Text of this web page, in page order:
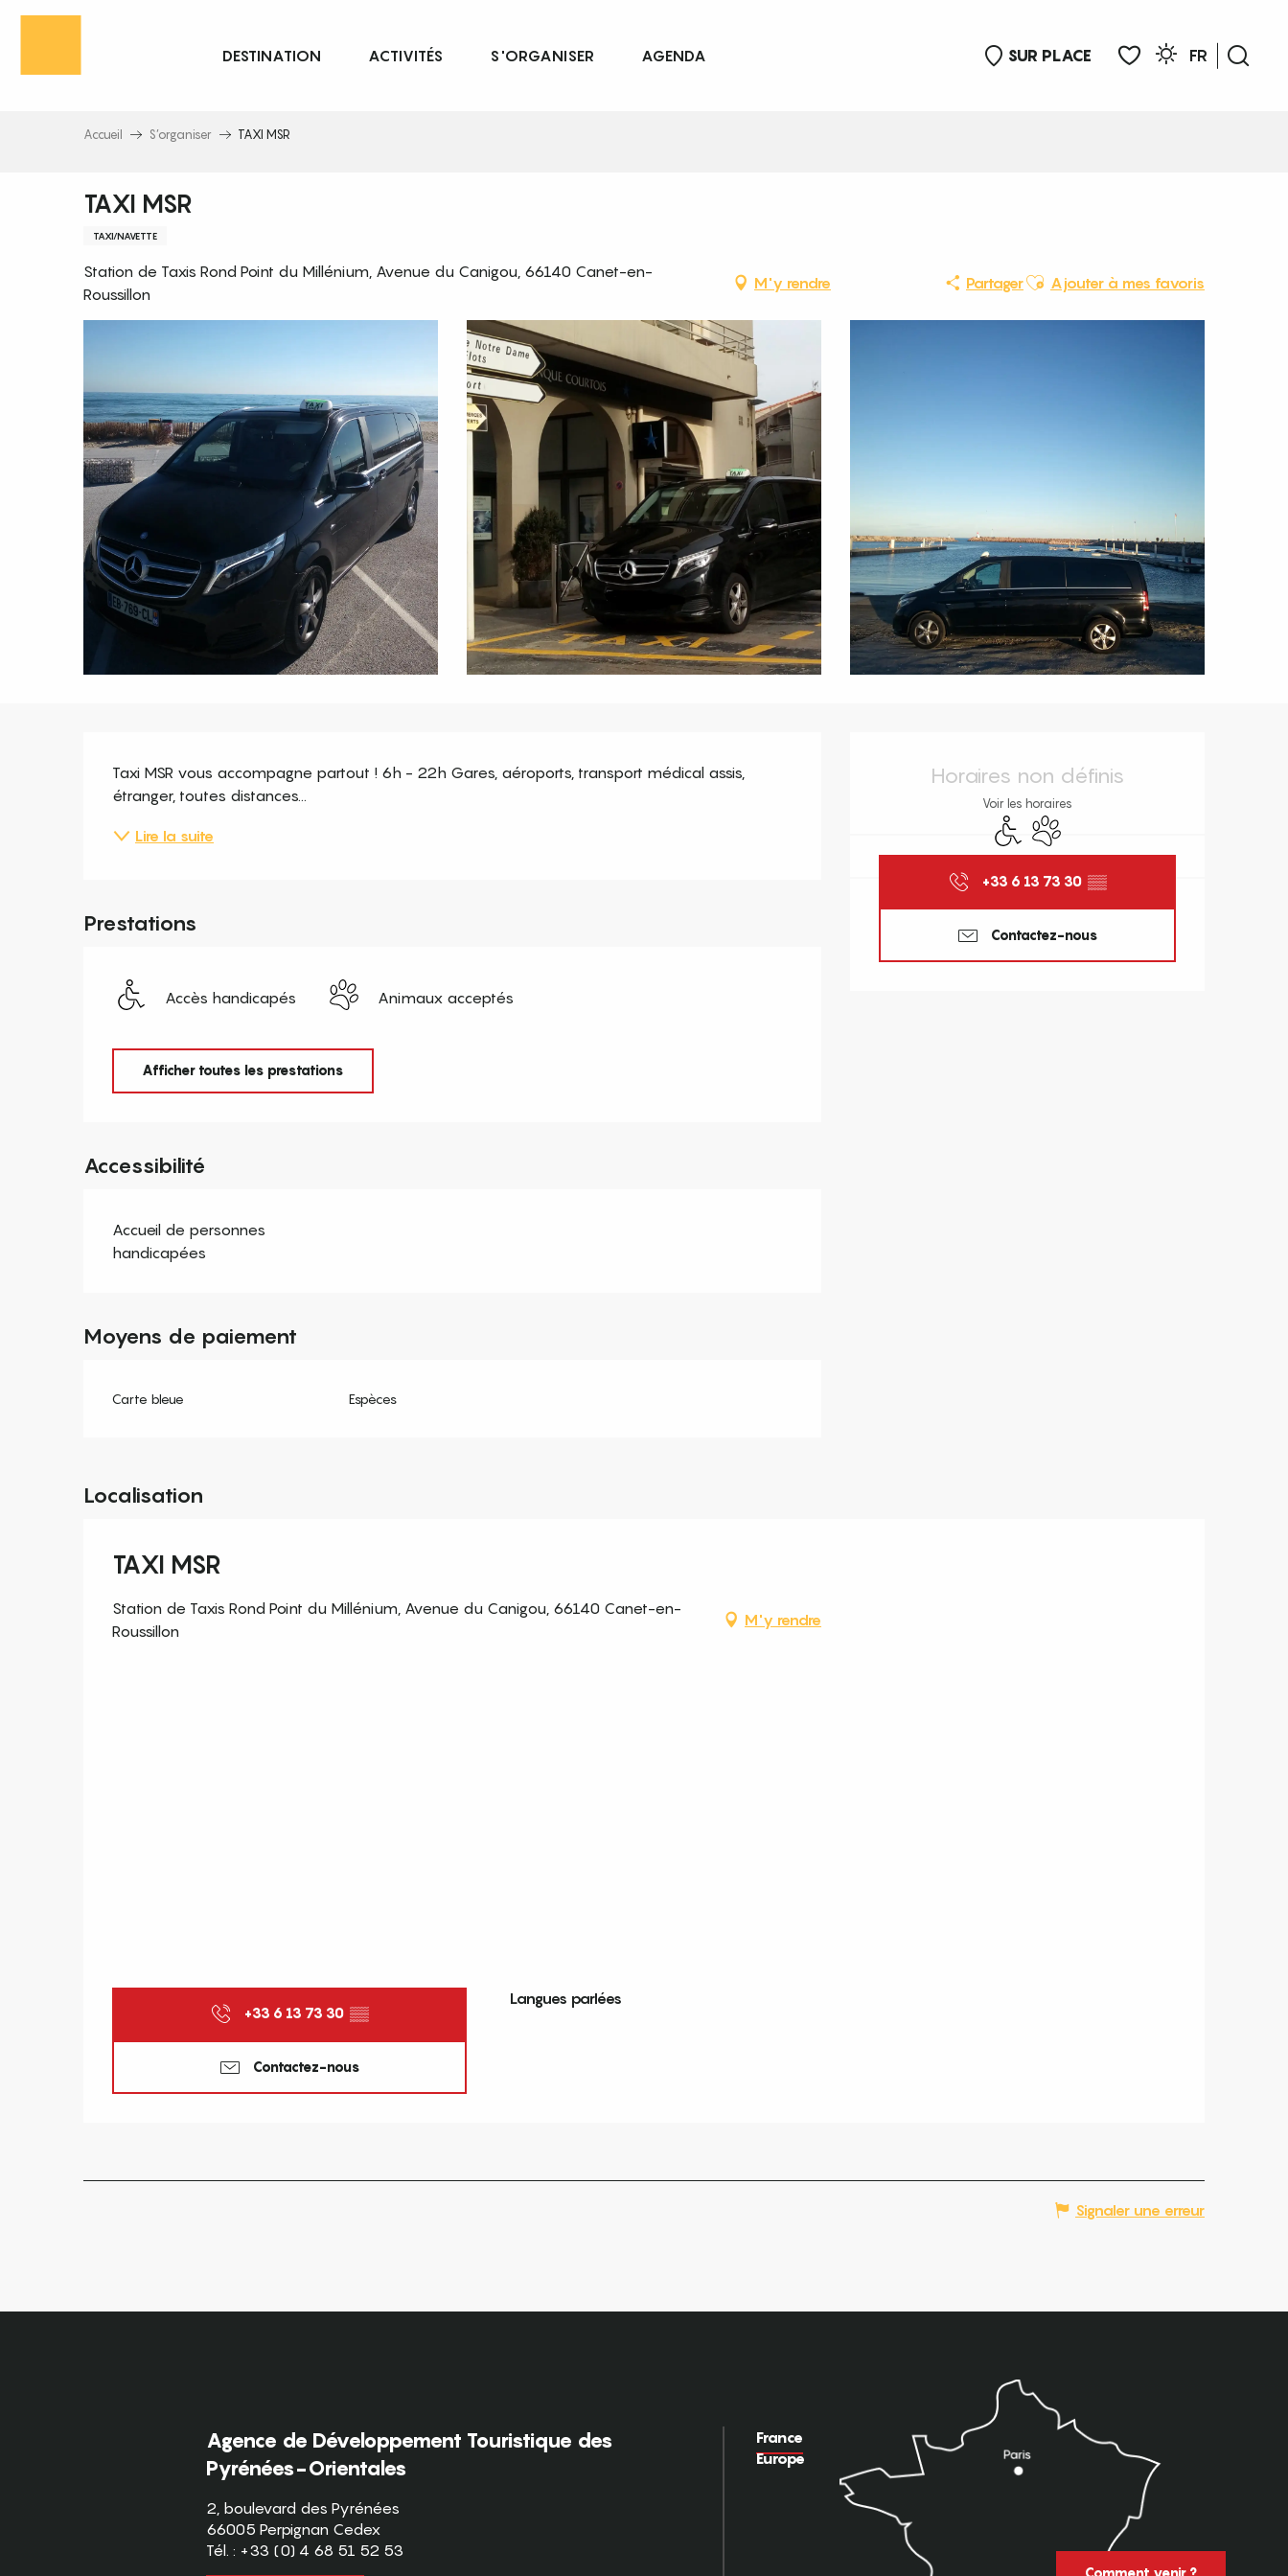
Aller
principal
SUR PLACE
FR
DESTINATION ACTIVITÉS S'ORGANISER AGENDA
Accueil S’organiser TAXI MSR
TAXI MSR
TAXI/NAVETTE
Station de Taxis Rond Point du Millénium, Avenue du Canigou, 66140 Canet-en-
Roussillon
M'y rendre PartagerAjouter aux favoris
Ajouter à mes favoris
Ouverture et coordonnées
Horaires non définis
Voir les horaires
Accès handicapés
Animaux acceptés
+33 6 13 73 30 ▒▒
Contactez-nous
Taxi MSR vous accompagne partout ! 6h - 22h Gares, aéroports, transport médical assis,
étranger, toutes distances...
Lire la suite
Prestations
Accès handicapés Animaux acceptés
Afficher toutes les prestations
Accessibilité
Accueil de personnes
handicapées
Moyens de paiement
Carte bleue Espèces
Localisation
TAXI MSR
Station de Taxis Rond Point du Millénium, Avenue du Canigou, 66140 Canet-en-
Roussillon
M'y rendre
+33 6 13 73 30 ▒▒
Contactez-nous
Langues parlées
Langues parlées
Signaler une erreur
Agence de Développement Touristique des
Pyrénées-Orientales
2, boulevard des Pyrénées
66005 Perpignan Cedex
Tél. : +33 (0) 4 68 51 52 53
France
Europe
Comment venir ?